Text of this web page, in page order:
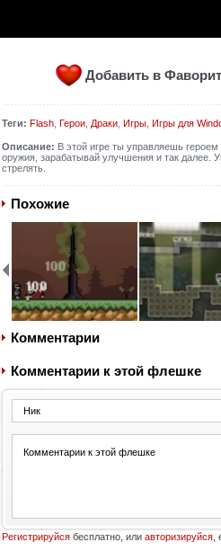
Добавить в
Теги: Flash, Герои, Драки, Игры, Игры для
Описание: В этой игре ты управляешь
оружия, зарабатывай улучшения и так далее.
стрелять.
Похожие
Комментарии
Комментарии к этой флешке
Регистрируйсябесплатно, или авторизируйся,